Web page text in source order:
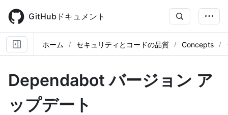
main
content
GitHubドキュメント
ホーム セキュリティとコードの品質 Concepts
Dependabot バージョン ア
ップデート